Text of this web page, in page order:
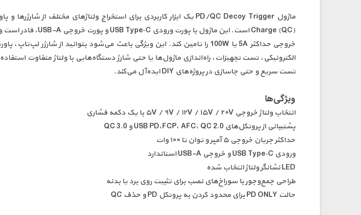
الکترونیکی، تست تجهیزات، راه‌اندازی ماژول‌ها یا حتی شارژ دستگاه‌هایی با ولتاژ متفاوت
تست سریع و حتی جاسازی در پروژه‌های DIY ایده‌آل می‌کند.
ویژگی‌ها
انتخاب ولتاژ خروجی ۵V / ۹V / ۱۲V / ۱۵V / ۲۰V با یک دکمه فشاری
پشتیبانی از پروتکل‌های USB PD،FCP، AFC، QC 2.0 و QC 3.0
حداکثر جریان خروجی ۵ آمپر و توان تا ۱۰۰ وات
ورودی USB Type‑C و خروجی USB-A استاندارد
LED نشانگر ولتاژ انتخاب شده
طراحی جمع‌وجور با سوراخ‌های نصب برای تثبیت روی برد یا بدنه
حالت PD ONLY برای محدود کردن به پروتکل PD و حذف QC